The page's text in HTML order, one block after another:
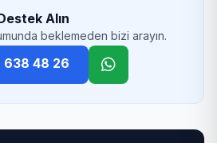
Alın
beklemeden bizi arayın.
638 48 26